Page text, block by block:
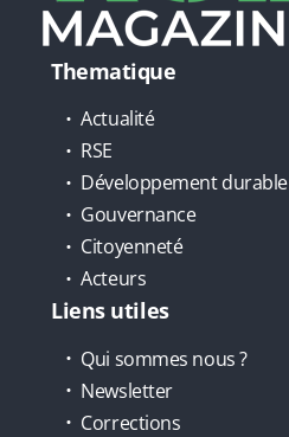
Thematique
Actualité
RSE
Développement durable
Gouvernance
Citoyenneté
Acteurs
Liens utiles
Qui sommes nous ?
Newsletter
Corrections